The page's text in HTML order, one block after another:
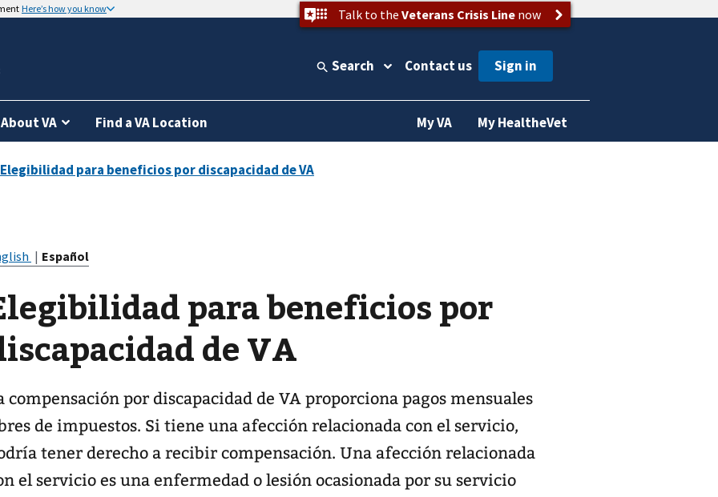
Here’s how you know Talk to the Veterans Crisis Linenow
Search Contact us
About VA Find a VA Location My VA My HealtheVet
| Español
para beneficios por
de VA
compensación por discapacidad de VA proporciona pagos mensuales
de impuestos. Si tiene una afección relacionada con el servicio,
tener derecho a recibir compensación. Una afección relacionada
el servicio es una enfermedad o lesión ocasionada por su servicio